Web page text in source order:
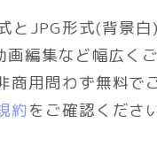
とJPG形式(背景白
画編集など幅広く
商用問わず無料で
約をご確認くださ